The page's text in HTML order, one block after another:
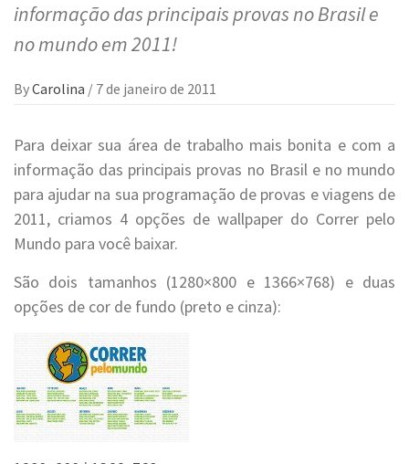
informação das principais provas no Brasil e
no mundo em 2011!
ByCarolina / 7 de janeiro de 2011
Para deixar sua área de trabalho mais bonita e com a
informação das principais provas no Brasil e no mundo
para ajudar na sua programação de provas e viagens de
2011, criamos 4 opções de wallpaper do Correr pelo
Mundo para você baixar.
São dois tamanhos (1280×800 e 1366×768) e duas
opções de cor de fundo (preto e cinza):